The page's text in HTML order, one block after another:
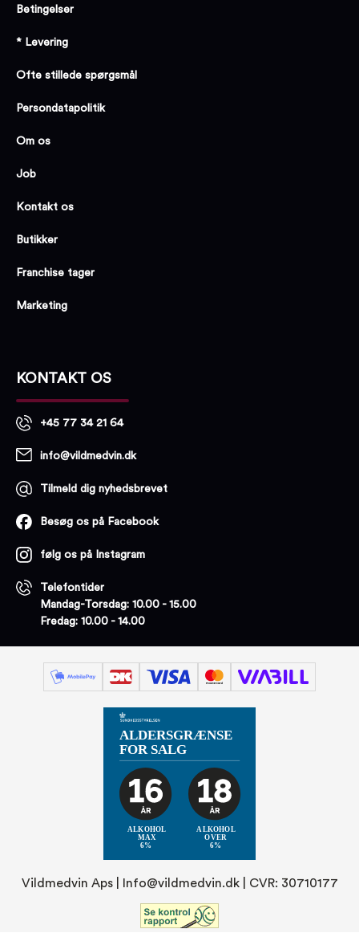
Betingelser
* Levering
Ofte stillede spørgsmål
Persondatapolitik
Om os
Job
Kontakt os
Butikker
Franchise tager
Marketing
KONTAKT OS
+45 77 34 21 64
info@vildmedvin.dk
Tilmeld dig nyhedsbrevet
Besøg os på Facebook
følg os på Instagram
Telefontider
Mandag-Torsdag: 10.00 - 15.00
Fredag: 10.00 - 14.00
Vildmedvin Aps | Info@vildmedvin.dk| CVR: 30710177